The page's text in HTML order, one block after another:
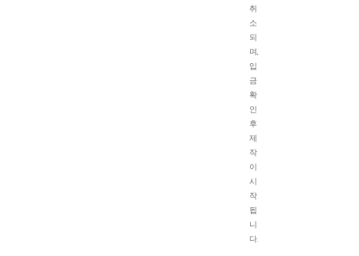
취
소
되
며,
입
금
확
인
후
제
작
이
시
작
됩
니
다.